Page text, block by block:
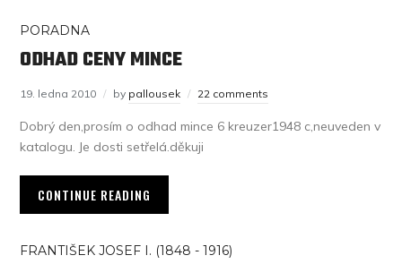
PORADNA
ODHAD CENY MINCE
19. ledna 2010 by pallousek 22 comments
Dobrý den,prosím o odhad mince 6 kreuzer1948 c,neuveden v
katalogu. Je dosti setřelá.děkuji
CONTINUE READING
FRANTIŠEK JOSEF I. (1848 - 1916)